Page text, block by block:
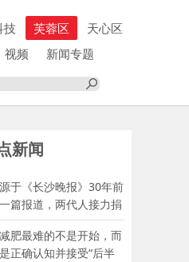
技 芙蓉区
天心区
视频
新闻专题
新闻
源于《长沙晚报》30年前
一篇报道，两代人接力捐
资助学
减肥最难的不是开始，而
是正确认知并接受“后半